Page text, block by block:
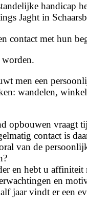
handicap
Jaght in
contact met hun
worden.
men een
wandelen,
opbouwen vraagt
contact is
van de
en hebt u affiniteit
en
jaar vindt er een